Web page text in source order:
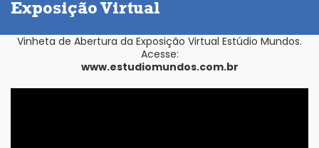
Exposição Virtual
Vinheta de Abertura da Exposição Virtual Estúdio Mundos.
Acesse:
www.estudiomundos.com.br